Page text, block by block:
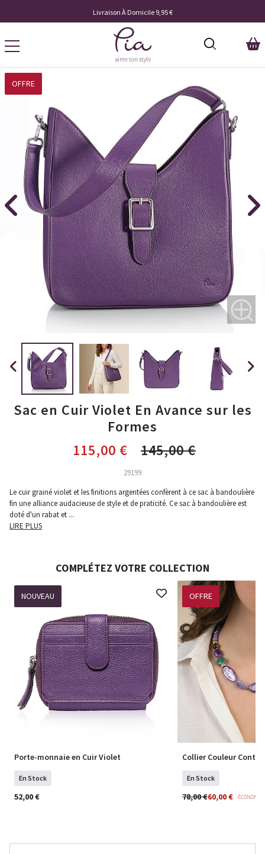
Livraison À Domicile 9,95 €
OFFRE
Sac en Cuir Violet En Avance sur les
Formes
115,00 €
145,00 €
29199
Le cuir grainé violet et les finitions argentées confèrent à ce sac à bandoulière
fin une alliance audacieuse de style et de praticité. Ce sac à bandoulière est
doté d'un rabat et ...
LIRE PLUS
COMPLÉTEZ VOTRE COLLECTION
NOUVEAU
Porte-monnaie en Cuir Violet
En Stock
52,00 €
OFFRE
Collier Couleur
En Stock
78,00 €60,00 €